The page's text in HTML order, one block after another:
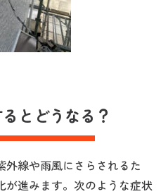
とどうなる？
線や雨風にさらされるた
が進みます。次のような症状